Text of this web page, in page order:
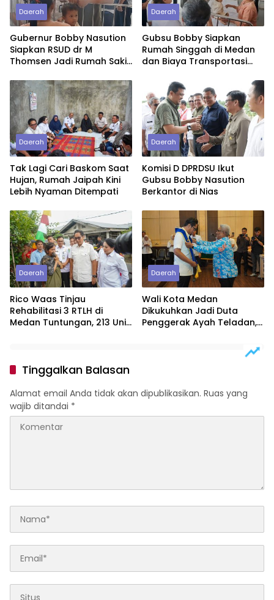
Daerah
Gubernur Bobby Nasution
Siapkan RSUD dr M
Thomsen Jadi Rumah Sakit
Daerah
Gubsu Bobby Siapkan
Rumah Singgah di Medan
dan Biaya Transportasi
Penderita Suspek Leukemia
Asal Nias Barat
Daerah
Tak Lagi Cari Baskom Saat
Hujan, Rumah Jaipah Kini
Lebih Nyaman Ditempati
Daerah
Komisi D DPRDSU Ikut
Gubsu Bobby Nasution
Berkantor di Nias
Daerah
Rico Waas Tinjau
Rehabilitasi 3 RTLH di
Medan Tuntungan, 213 Unit
Daerah
Wali Kota Medan
Dikukuhkan Jadi Duta
Penggerak Ayah Teladan,
Tinggalkan Balasan
Alamat email Anda tidak akan dipublikasikan. Ruas yang
wajib ditandai *